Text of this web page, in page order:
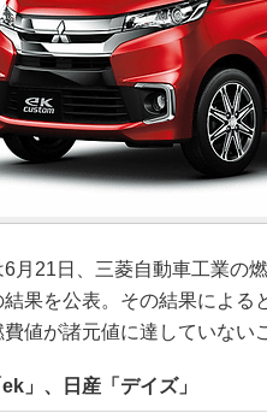
月21日、三菱自動車工業の
果を公表。その結果による
値が諸元値に達していない
」、日産「デイズ」